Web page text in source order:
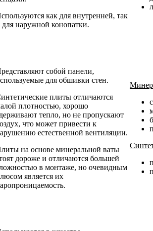
как для внутренней, так
для наружной конопатки.
собой панели,
для обшивки стен.
плиты отличаются
плотностью, хорошо
тепло, но не пропускают
что может привести к
естественной вентиляции.
на основе минеральной ваты
дороже и отличаются большей
в монтаже, но очевидным
является их